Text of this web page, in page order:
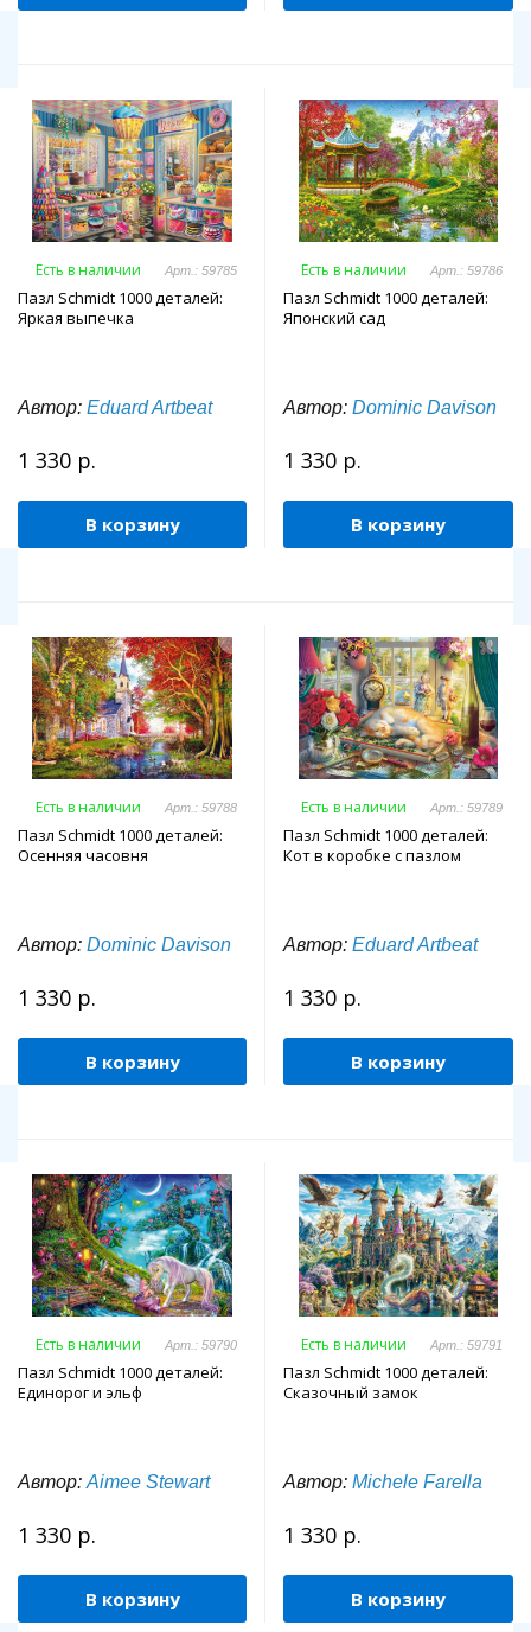
Есть в наличии Арт.: 59785
Пазл Schmidt 1000 деталей:
Яркая выпечка
Автор: Eduard Artbeat
1 330 р.
В корзину
Есть в наличии Арт.: 59786
Пазл Schmidt 1000 деталей:
Японский сад
Автор: Dominic Davison
1 330 р.
В корзину
Есть в наличии Арт.: 59788
Пазл Schmidt 1000 деталей:
Осенняя часовня
Автор: Dominic Davison
1 330 р.
В корзину
Есть в наличии Арт.: 59789
Пазл Schmidt 1000 деталей:
Кот в коробке с пазлом
Автор: Eduard Artbeat
1 330 р.
В корзину
Есть в наличии Арт.: 59790
Пазл Schmidt 1000 деталей:
Единорог и эльф
Автор: Aimee Stewart
1 330 р.
В корзину
Есть в наличии Арт.: 59791
Пазл Schmidt 1000 деталей:
Сказочный замок
Автор: Michele Farella
1 330 р.
В корзину